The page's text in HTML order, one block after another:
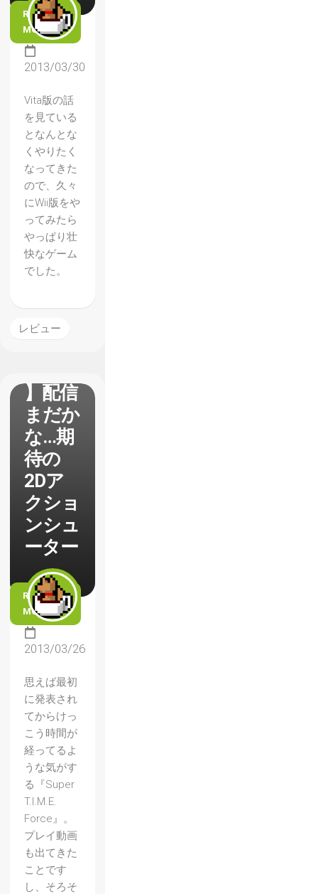
READ
MORE
2013/03/30
Vita版の話
を見ている
となんとな
くやりたく
なってきた
ので、久々
にWii版をや
ってみたら
やっぱり壮
快なゲーム
でした。
レビュー
【Supe
r
】配信
まだか
な…期
待の
2Dア
クショ
ンシュ
ーター
READ
MORE
2013/03/26
思えば最初
に発表され
てからけっ
こう時間が
経ってるよ
うな気がす
る『Super
T.I.M.E.
Force』。
プレイ動画
も出てきた
ことです
し、そろそ